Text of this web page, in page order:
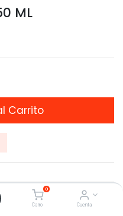
0
Carro Cuenta
ML
Carrito